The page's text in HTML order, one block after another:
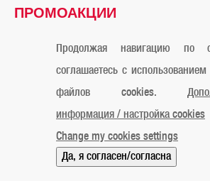
ПРОМОАКЦИИ
Официальное уведомление
Карта сайта Мы в Instagram
© «ТОТАЛЬ Маркетинг Сервисес
Продолжая навигацию по
соглашаетесь с
файлов cookies.
информация / настройка cookies
Change my cookies settings
Да, я согласен/согласна